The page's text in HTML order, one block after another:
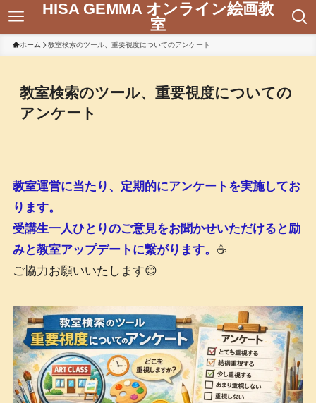
HISA GEMMA オンライン絵画教
室
ホーム 教室検索のツール、重要視度についてのアンケート
教室検索のツール、重要視度についての
アンケート
教室運営に当たり、定期的にアンケートを実施してお
ります。
受講生一人ひとりのご意見をお聞かせいただけると励
みと教室アップデートに繋がります。 ☕
ご協力お願いいたします😊